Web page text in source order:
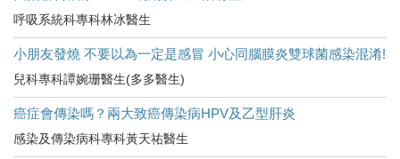
呼吸系統科專科林冰醫生
小朋友發燒 不要以為一定是感冒 小心同腦膜炎雙球菌感染混淆!
兒科專科譚婉珊醫生(多多醫生)
癌症會傳染嗎？兩大致癌傳染病HPV及乙型肝炎
感染及傳染病科專科黃天祐醫生